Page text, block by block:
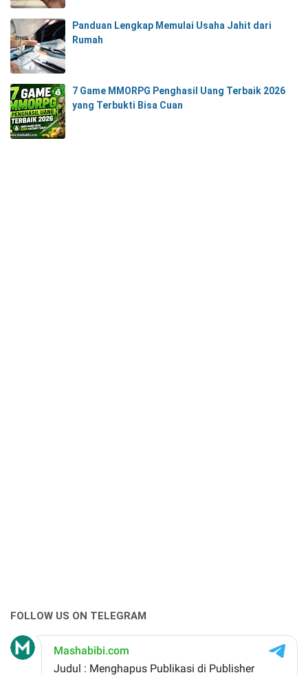
Panduan Lengkap Memulai Usaha Jahit dari
Rumah
7 Game MMORPG Penghasil Uang Terbaik 2026
yang Terbukti Bisa Cuan
FOLLOW US ON TELEGRAM